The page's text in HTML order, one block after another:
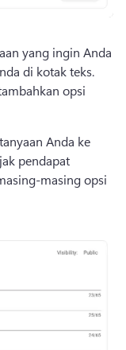
yang ingin Anda
opsi
Anda ke
pendapat
masing opsi